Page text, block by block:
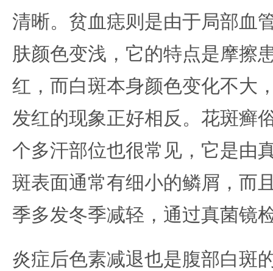
清晰。贫血痣则是由于局部血
肤颜色变浅，它的特点是摩擦
红，而白斑本身颜色变化不大
发红的现象正好相反。花斑癣
个多汗部位也很常见，它是由
斑表面通常有细小的鳞屑，而
季多发冬季减轻，通过真菌镜
炎症后色素减退也是腹部白斑